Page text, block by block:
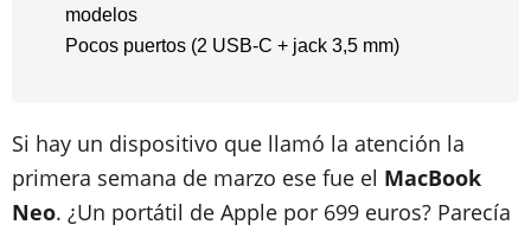
modelos
​Pocos puertos (2 USB-C + jack 3,5 mm)
Si hay un dispositivo que llamó la atención la
primera semana de marzo ese fue el MacBook
Neo. ¿Un portátil de Apple por 699 euros? Parecía